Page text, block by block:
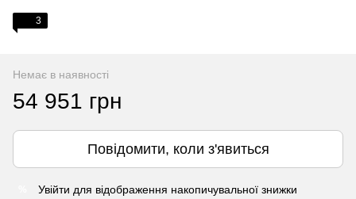
3
Немає в наявності
54 951 грн
Повідомити, коли з'явиться
Увійти для відображення накопичувальної знижки